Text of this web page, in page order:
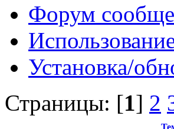
Форум
Установка/
Страницы: [1] 2